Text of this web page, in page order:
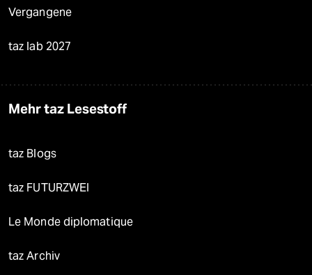
Vergangene
taz lab 2027
Mehr taz Lesestoff
taz Blogs
taz FUTURZWEI
Le Monde diplomatique
taz Archiv